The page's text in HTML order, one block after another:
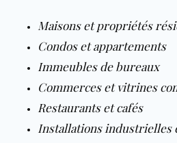
Maisons et propriétés
Condos et appartements
Immeubles de bureaux
Commerces et vitrines
Restaurants et cafés
Installations industrielles